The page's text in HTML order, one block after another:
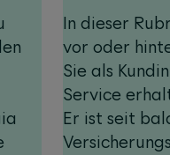
In dieser
vor oder
Sie als
Service
Er ist seit